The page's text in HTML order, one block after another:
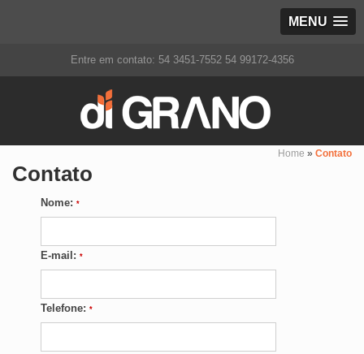
MENU
Entre em contato: 54 3451-7552 54 99172-4356
Home » Contato
Contato
Nome: *
E-mail: *
Telefone: *